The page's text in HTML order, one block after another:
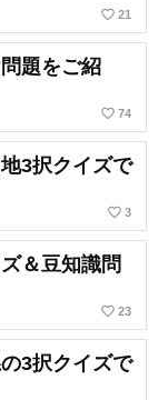
favorite_border 21
題をご紹
favorite_border 74
3択クイズで
favorite_border 3
＆豆知識問
favorite_border 23
3択クイズで